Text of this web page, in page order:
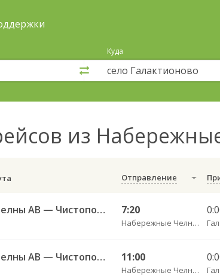
Куда
из
Отправление
Набережные Челны АВ — Чистополь АВ 619РТ 7:20
Набережные Челны АВ
Набережные Челны АВ — Чистополь АВ 619РТ 11:00
Набережные Челны АВ